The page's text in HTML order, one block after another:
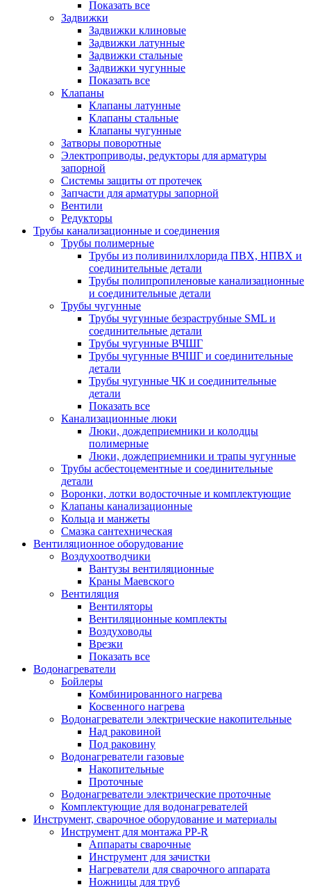
Показать все
Задвижки
Задвижки клиновые
Задвижки латунные
Задвижки стальные
Задвижки чугунные
Показать все
Клапаны
Клапаны латунные
Клапаны стальные
Клапаны чугунные
Затворы поворотные
Электроприводы, редукторы для арматуры
запорной
Системы защиты от протечек
Запчасти для арматуры запорной
Вентили
Редукторы
Трубы канализационные и соединения
Трубы полимерные
Трубы из поливинилхлорида ПВХ, НПВХ и
соединительные детали
Трубы полипропиленовые канализационные
и соединительные детали
Трубы чугунные
Трубы чугунные безраструбные SML и
соединительные детали
Трубы чугунные ВЧШГ
Трубы чугунные ВЧШГ и соединительные
детали
Трубы чугунные ЧК и соединительные
детали
Показать все
Канализационные люки
Люки, дождеприемники и колодцы
полимерные
Люки, дождеприемники и трапы чугунные
Трубы асбестоцементные и соединительные
детали
Воронки, лотки водосточные и комплектующие
Клапаны канализационные
Кольца и манжеты
Смазка сантехническая
Вентиляционное оборудование
Воздухоотводчики
Вантузы вентиляционные
Краны Маевского
Вентиляция
Вентиляторы
Вентиляционные комплекты
Воздуховоды
Врезки
Показать все
Водонагреватели
Бойлеры
Комбинированного нагрева
Косвенного нагрева
Водонагреватели электрические накопительные
Над раковиной
Под раковину
Водонагреватели газовые
Накопительные
Проточные
Водонагреватели электрические проточные
Комплектующие для водонагревателей
Инструмент, сварочное оборудование и материалы
Инструмент для монтажа PP-R
Аппараты сварочные
Инструмент для зачистки
Нагреватели для сварочного аппарата
Ножницы для труб